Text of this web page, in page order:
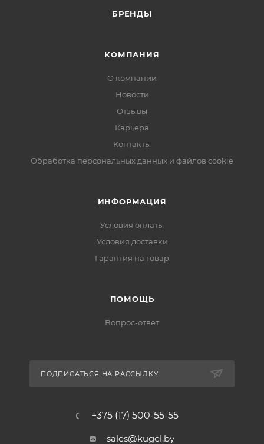
БРЕНДЫ
КОМПАНИЯ
О компании
Новости
Отзывы
Карьера
Контакты
Обработка персональных данных и файлов cookie
ИНФОРМАЦИЯ
Условия оплаты
Условия доставки
Гарантия на товар
ПОМОЩЬ
Вопрос-ответ
ПОДПИСАТЬСЯ НА РАССЫЛКУ
+375 (17) 500-55-55
sales@kugel.by